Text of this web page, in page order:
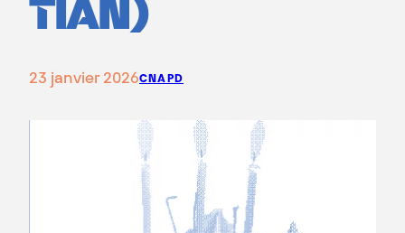
TIAN)
23 janvier 2026CNAPD